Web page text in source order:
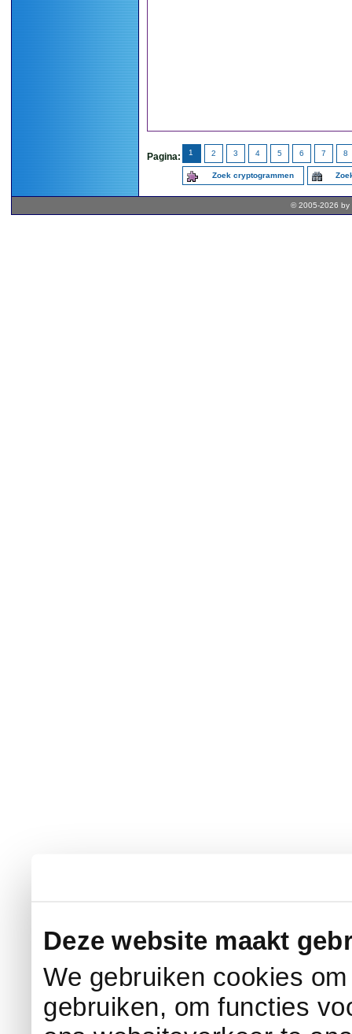
Deze website maakt
We gebruiken cookies
gebruiken, om functies
Pagina: 1 2 3 4 5 6 7 8
Zoek cryptogrammen
© 2005-2026 by